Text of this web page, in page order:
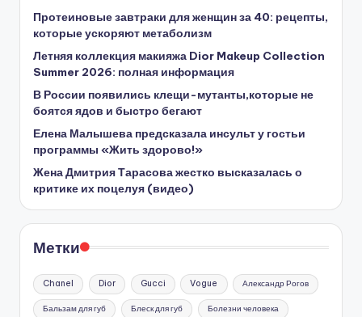
Протеиновые завтраки для женщин за 40: рецепты,
которые ускоряют метаболизм
Летняя коллекция макияжа Dior Makeup Collection
Summer 2026: полная информация
В России появились клещи-мутанты,которые не
боятся ядов и быстро бегают
Елена Малышева предсказала инсульт у гостьи
программы «Жить здорово!»
Жена Дмитрия Тарасова жестко высказалась о
критике их поцелуя (видео)
Метки
Chanel Dior Gucci Vogue Александр Рогов
Бальзам для губ Блеск для губ Болезни человека